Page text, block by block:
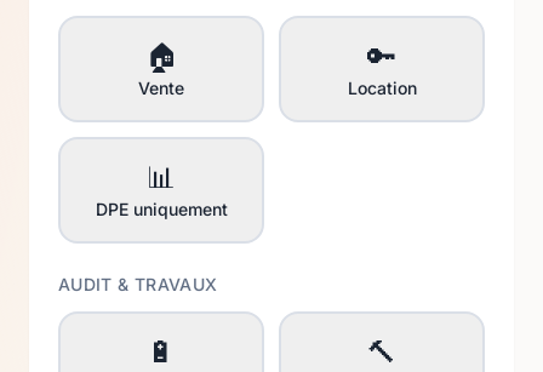
🏠
Vente
🔑
Location
📊
DPE uniquement
AUDIT & TRAVAUX
🔋 🔨